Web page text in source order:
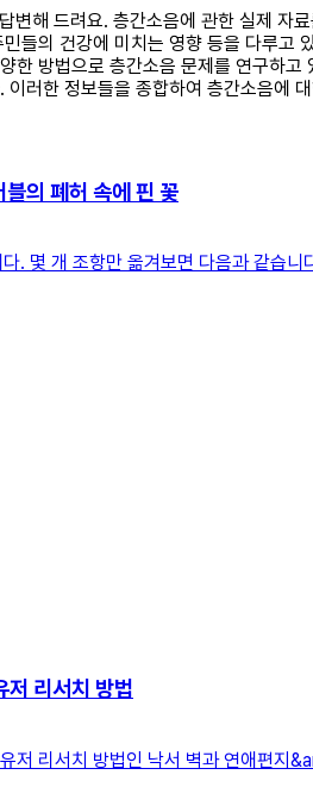
변해 드려요. 층간소음에 관한 실제
들의 건강에 미치는 영향 등을 다루고
한 방법으로 층간소음 문제를 연구하
러한 정보들을 종합하여 층간소음에
의 폐허 속에 핀 꽃
. 몇 개 조항만 옮겨보면 다음과 같습
저 리서치 방법
저 리서치 방법인 낙서 벽과 연애편지